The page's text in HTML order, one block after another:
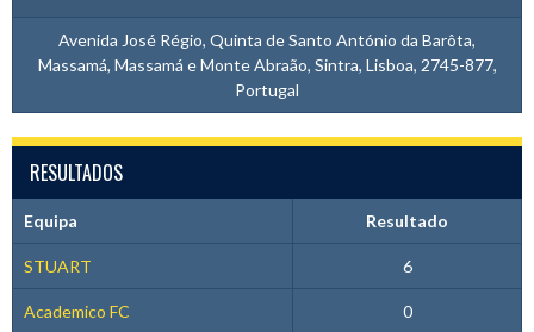
Avenida José Régio, Quinta de Santo António da Barôta,
Massamá, Massamá e Monte Abraão, Sintra, Lisboa, 2745-877,
Portugal
RESULTADOS
Equipa Resultado
STUART 6
Academico FC 0